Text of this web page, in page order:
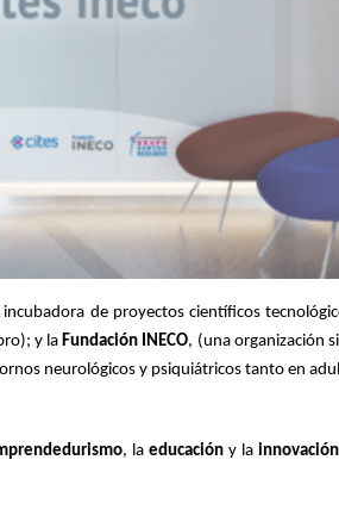
de proyectos científicos
y la Fundación INECO, (una organización
neurológicos y psiquiátricos tanto en
, la educación y la innovación